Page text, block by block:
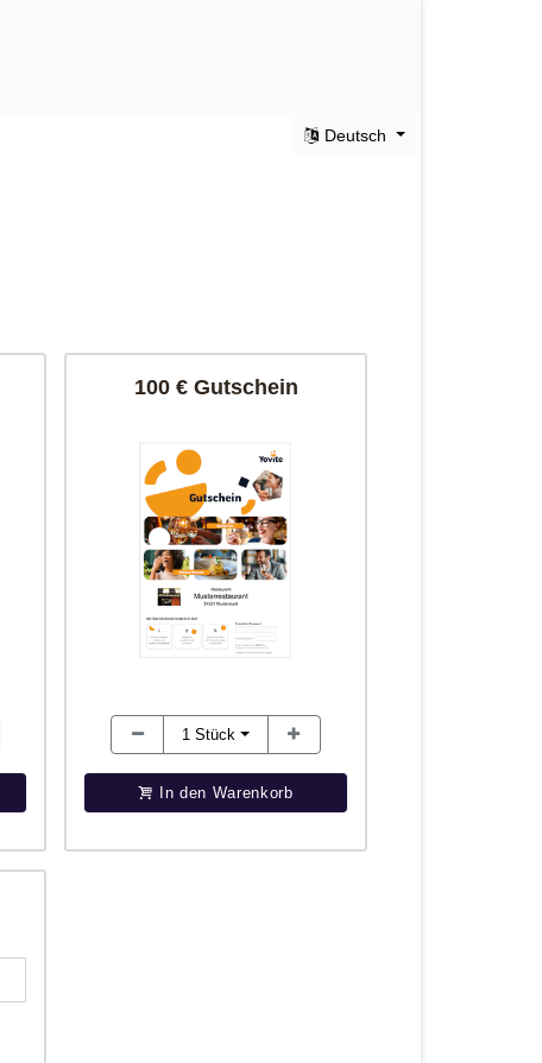
Deutsch
100 € Gutschein
1Stück
In den Warenkorb